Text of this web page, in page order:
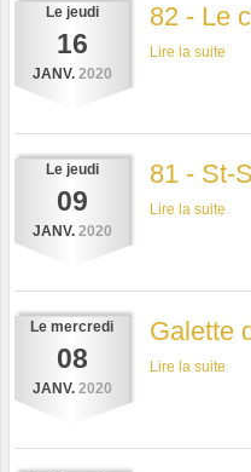
Le jeudi
16
JANV. 2020
82 - Le
Lire la suite
Le jeudi
09
JANV. 2020
81 - St-
Lire la suite
Le mercredi
08
JANV. 2020
Galette
Lire la suite